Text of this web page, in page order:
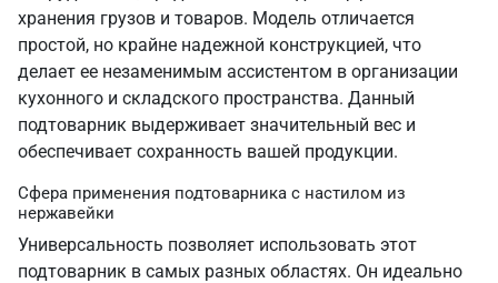
хранения грузов и товаров. Модель отличается
простой, но крайне надежной конструкцией, что
делает ее незаменимым ассистентом в организации
кухонного и складского пространства. Данный
подтоварник выдерживает значительный вес и
обеспечивает сохранность вашей продукции.
Сфера применения подтоварника с настилом из
нержавейки
Универсальность позволяет использовать этот
подтоварник в самых разных областях. Он идеально